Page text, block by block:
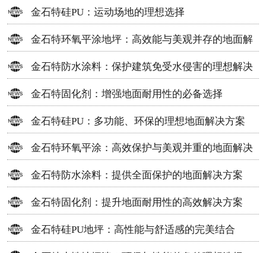
地面材料
金石特硅PU：运动场地的理想选择
金石特环氧平涂地坪：高效能与美观并存的地面解
决方案
金石特防水涂料：保护建筑免受水侵害的理想解决
方案
金石特固化剂：增强地面耐用性的必备选择
金石特硅PU：多功能、环保的理想地面解决方案
金石特环氧平涂：高效保护与美观并重的地面解决
方案
金石特防水涂料：提供全面保护的地面解决方案
金石特固化剂：提升地面耐用性的高效解决方案
金石特硅PU地坪：高性能与舒适感的完美结合